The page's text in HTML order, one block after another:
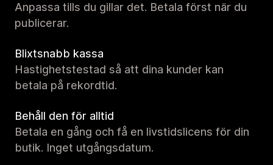
Anpassa tills du gillar det. Betala först när du
publicerar.
Blixtsnabb kassa
Hastighetstestad så att dina kunder kan
betala på rekordtid.
Behåll den för alltid
Betala en gång och få en livstidslicens för din
butik. Inget utgångsdatum.